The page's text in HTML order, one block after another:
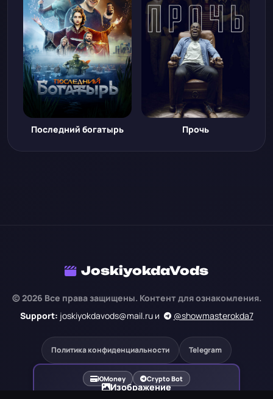
Последний богатырь Прочь
JoskiyokdaVods
© 2026 Все права защищены. Контент для ознакомления.
Support: joskiyokdavods@mail.ru и @showmasterokda7
Политика конфиденциальности Telegram
ЮMoney Crypto Bot
Изображение